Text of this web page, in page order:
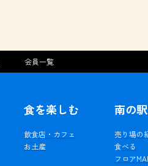
会員一覧
食を楽しむ
飲食店・カフェ
お土産
南の
売り場の
食べる
フロア